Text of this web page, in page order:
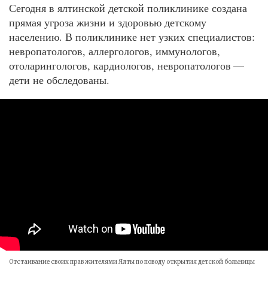
Сегодня в ялтинской детской поликлинике создана
прямая угроза жизни и здоровью детскому
населению. В поликлинике нет узких специалистов:
невропатологов, аллергологов, иммунологов,
отоларингологов, кардиологов, невропатологов —
дети не обследованы.
Отстаивание своих прав жителями Ялты по поводу открытия детской больницы